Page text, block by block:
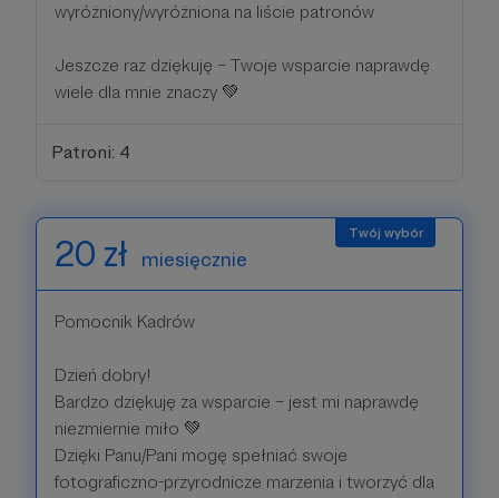
wyróżniony/wyróżniona na liście patronów
Jeszcze raz dziękuję – Twoje wsparcie naprawdę
wiele dla mnie znaczy 💚
Patroni: 4
20 zł miesięcznie
Pomocnik Kadrów
Dzień dobry!
Bardzo dziękuję za wsparcie – jest mi naprawdę
niezmiernie miło 💚
Dzięki Panu/Pani mogę spełniać swoje
fotograficzno-przyrodnicze marzenia i tworzyć dla